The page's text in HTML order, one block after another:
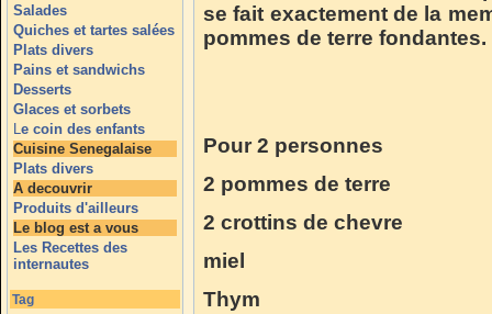
Salades
Quiches et tartes salées
Plats divers
Pains et sandwichs
Desserts
Glaces et sorbets
Le coin des enfants
Cuisine Senegalaise
Plats divers
A decouvrir
Produits d'ailleurs
Le blog est a vous
Les Recettes des
internautes
Tag
se fait exactement de la
pommes de terre fondantes.
Pour 2 personnes
2 pommes de terre
2 crottins de chevre
miel
Thym